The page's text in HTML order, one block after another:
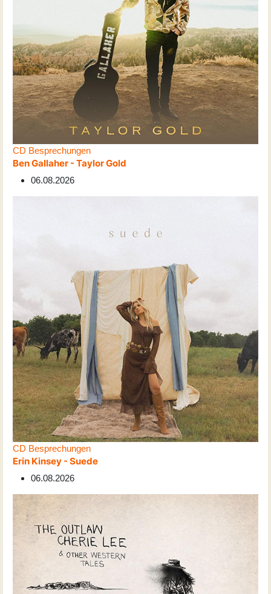
CD Besprechungen
Ben Gallaher - Taylor Gold
06.08.2026
CD Besprechungen
Erin Kinsey - Suede
06.08.2026